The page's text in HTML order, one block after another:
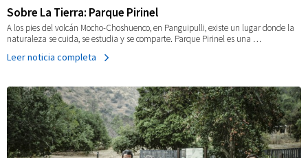
Sobre La Tierra: Parque Pirinel
A los pies del volcán Mocho-Choshuenco, en Panguipulli, existe un lugar donde la
naturaleza se cuida, se estudia y se comparte. Parque Pirinel es una …
Leer noticia completa